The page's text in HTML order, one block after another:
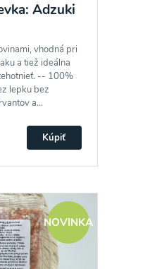
Adzuki
vhodná pri
a tiež ideálna
-- 100%
lepku bez
a...
Kúpiť
NOVINKA